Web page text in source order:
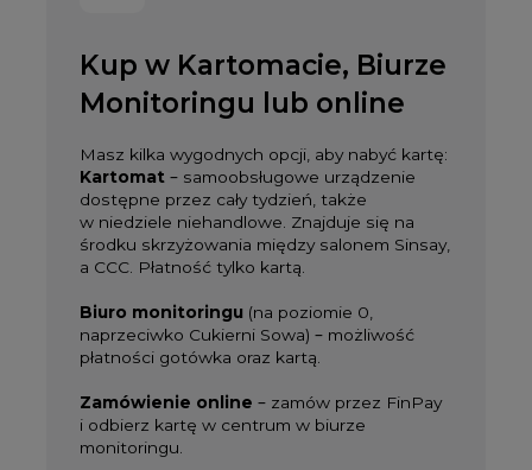
Kup w Kartomacie, Biurze
Monitoringu lub online
Masz kilka wygodnych opcji, aby nabyć kartę:
Kartomat – samoobsługowe urządzenie
dostępne przez cały tydzień, także
w niedziele niehandlowe. Znajduje się na
środku skrzyżowania między salonem Sinsay,
a CCC. Płatność tylko kartą.
Biuro monitoringu (na poziomie 0,
naprzeciwko Cukierni Sowa) – możliwość
płatności gotówka oraz kartą.
Zamówienie online – zamów przez FinPay
i odbierz kartę w centrum w biurze
monitoringu.